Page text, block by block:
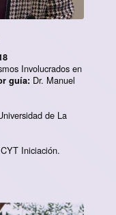
Involucrados en
guía: Dr. Manuel
de La
Iniciación.